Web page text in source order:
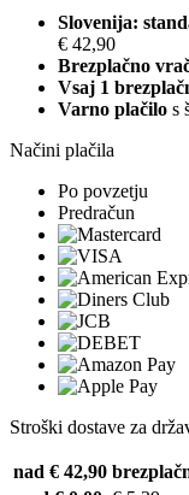
Slovenija:
€ 42,90
Brezplačno
Vsaj 1
Varno plačilo s
Načini plačila
Po povzetju
Predračun
Stroški dostave za
nad € 42,90